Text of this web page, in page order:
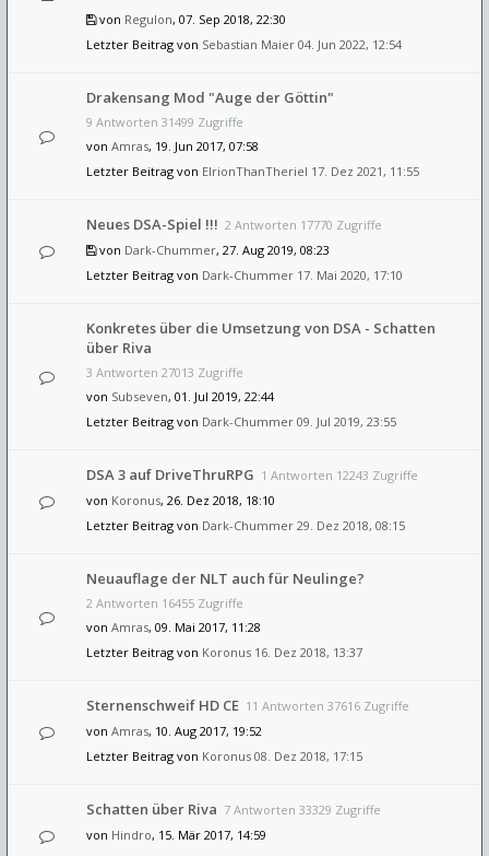
von Regulon, 07. Sep 2018, 22:30
Letzter Beitrag von Sebastian Maier 04. Jun 2022, 12:54
Drakensang Mod "Auge der Göttin"
9 Antworten 31499 Zugriffe
von Amras, 19. Jun 2017, 07:58
Letzter Beitrag von ElrionThanTheriel 17. Dez 2021, 11:55
Neues DSA-Spiel !!! 2 Antworten 17770 Zugriffe
von Dark-Chummer, 27. Aug 2019, 08:23
Letzter Beitrag von Dark-Chummer 17. Mai 2020, 17:10
Konkretes über die Umsetzung von DSA - Schatten
über Riva
3 Antworten 27013 Zugriffe
von Subseven, 01. Jul 2019, 22:44
Letzter Beitrag von Dark-Chummer 09. Jul 2019, 23:55
DSA 3 auf DriveThruRPG 1 Antworten 12243 Zugriffe
von Koronus, 26. Dez 2018, 18:10
Letzter Beitrag von Dark-Chummer 29. Dez 2018, 08:15
Neuauflage der NLT auch für Neulinge?
2 Antworten 16455 Zugriffe
von Amras, 09. Mai 2017, 11:28
Letzter Beitrag von Koronus 16. Dez 2018, 13:37
Sternenschweif HD CE 11 Antworten 37616 Zugriffe
von Amras, 10. Aug 2017, 19:52
Letzter Beitrag von Koronus 08. Dez 2018, 17:15
Schatten über Riva 7 Antworten 33329 Zugriffe
von Hindro, 15. Mär 2017, 14:59